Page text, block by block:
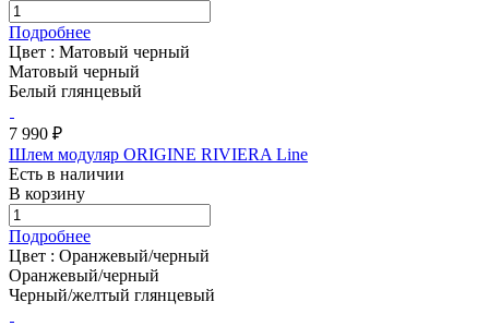
Подробнее
Цвет : Матовый черный
Матовый черный
Белый глянцевый
7 990 ₽
Шлем модуляр ORIGINE RIVIERA Line
Есть в наличии
В корзину
Подробнее
Цвет : Оранжевый/черный
Оранжевый/черный
Черный/желтый глянцевый